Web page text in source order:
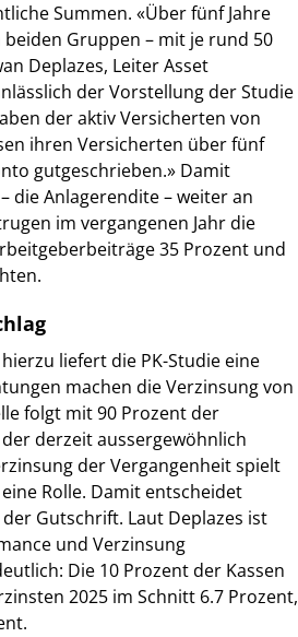
Summen. «Über fünf Jahre
Gruppen – mit je rund 50
Deplazes, Leiter Asset
der Vorstellung der Studie
der aktiv Versicherten von
ihren Versicherten über fünf
gutgeschrieben.» Damit
die Anlagerendite – weiter an
im vergangenen Jahr die
35 Prozent und
liefert die PK-Studie eine
machen die Verzinsung von
folgt mit 90 Prozent der
derzeit aussergewöhnlich
der Vergangenheit spielt
Rolle. Damit entscheidet
Gutschrift. Laut Deplazes ist
und Verzinsung
Die 10 Prozent der Kassen
2025 im Schnitt 6.7 Prozent,